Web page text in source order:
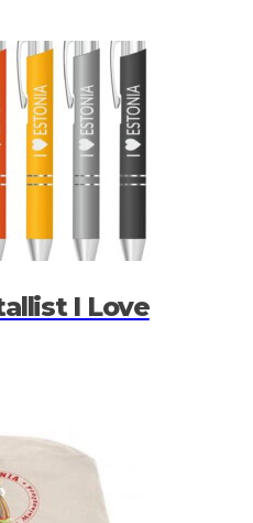
I Love